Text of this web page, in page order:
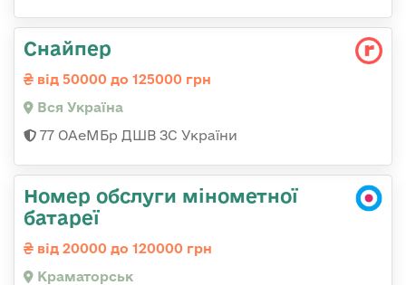
Снайпер
від 50000 до 125000 грн
Вся Україна
77 ОАеМБр ДШВ ЗС України
Номер обслуги мінометної
батареї
від 20000 до 120000 грн
Краматорськ